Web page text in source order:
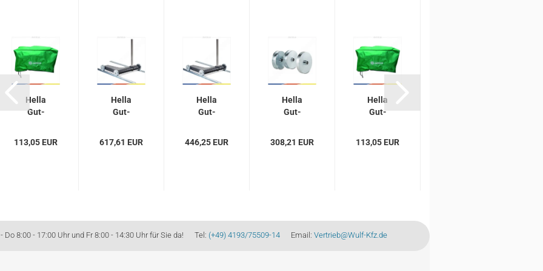
Hella
Gut­
deck­
113,05 EUR
Hella
Gut­
lier­ba­
617,61 EUR
Hella
Gut­
nen­
446,25 EUR
Hella
Gut­
satz
308,21 EUR
Hella
Gut­
deck­
113,05 EUR
8:00 - 17:00 Uhr und Fr 8:00 - 14:30 Uhr für Sie da! Tel: (+49) 4193/75509-14 Email: Vertrieb@Wulf-Kfz.de